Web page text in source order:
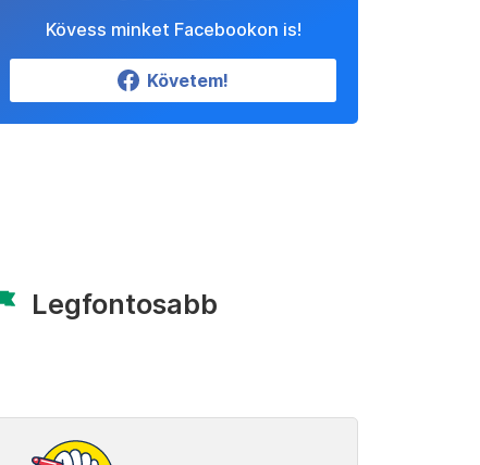
Kövess minket Facebookon is!
Követem!
Legfontosabb